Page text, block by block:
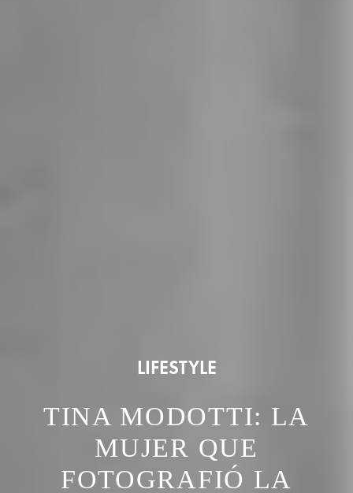
LIFESTYLE
TINA MODOTTI: LA
MUJER QUE
FOTOGRAFIÓ LA